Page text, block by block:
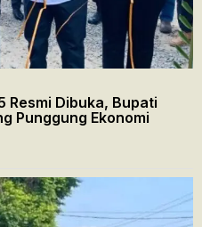
Dibuka, Bupati
Punggung Ekonomi